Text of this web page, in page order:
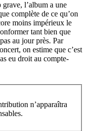
grave, l’album a une
complète de ce qu’on
moins impérieux le
tant bien que
au jour près. Par
on estime que c’est
eu droit au compte-
n’apparaîtra